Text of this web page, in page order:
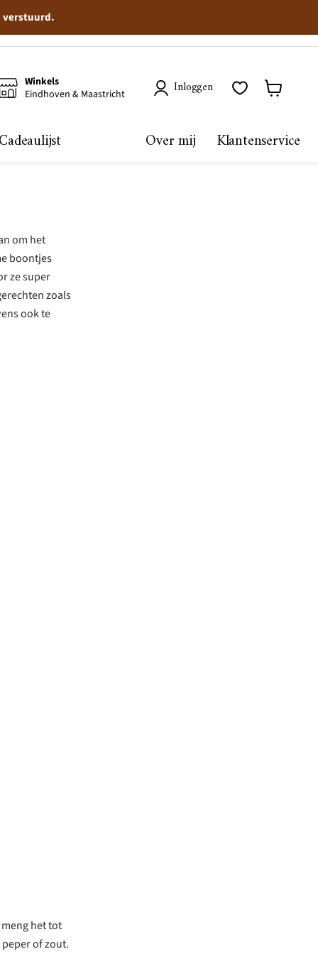
verstuurd.
Winkels
Eindhoven & Maastricht
Inloggen
Over mij Klantenservice
om het
boontjes
ze super
zoals
ook te
het tot
of zout.